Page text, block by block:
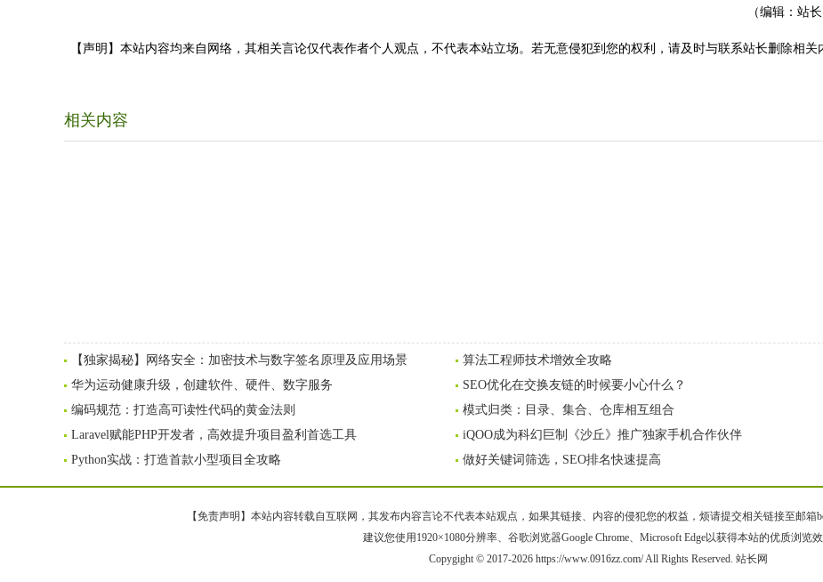
（编辑：站长
【声明】本站内容均来自网络，其相关言论仅代表作者个人观点，不代表本站立场。若无意侵犯到您的权利，请及时与联系站长删除相关
相关内容
【独家揭秘】网络安全：加密技术与数字签名原理及应用场景
算法工程师技术增效全攻略
华为运动健康升级，创建软件、硬件、数字服务
SEO优化在交换友链的时候要小心什么？
编码规范：打造高可读性代码的黄金法则
模式归类：目录、集合、仓库相互组合
Laravel赋能PHP开发者，高效提升项目盈利首选工具
iQOO成为科幻巨制《沙丘》推广独家手机合作伙伴
Python实战：打造首款小型项目全攻略
做好关键词筛选，SEO排名快速提高
【免责声明】本站内容转载自互联网，其发布内容言论不代表本站观点，如果其链接、内容的侵犯您的权益，烦请提交相关链接至邮箱
建议您使用1920×1080分辨率、谷歌浏览器Google Chrome、Microsoft Edge以获得本站的优质浏览
Copygight © 2017-2026 https://www.0916zz.com/ All Rights Reserved. 站长网